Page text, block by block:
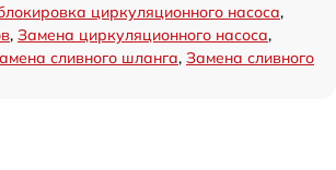
циркуляционного насоса,
, Замена циркуляционного насоса,
сливного шланга, Замена сливного